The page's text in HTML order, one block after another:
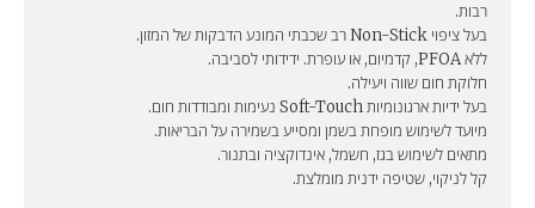
רבות.
בעל ציפוי Non-Stick רב שכבתי המונע הדבקות של המזון.
ללא PFOA, קדמיום, או עופרת. ידידותי לסביבה.
חלוקת חום שווה ויעילה.
בעל ידיות ארגונומיות Soft-Touch נעימות ומבודדות חום.
מיועד לשימוש מופחת בשמן ומסייע בשמירה על הבריאות.
מתאים לשימוש בגז, חשמל, אינדוקציה ובתנור.
קל לניקוי, שטיפה ידנית מומלצת.